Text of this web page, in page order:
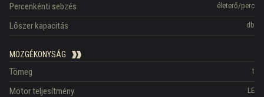
életerő/perc
Percenkénti sebzés
db
Lőszer kapacitás
MOZGÉKONYSÁG
t
Tömeg
LE
Motor teljesítmény